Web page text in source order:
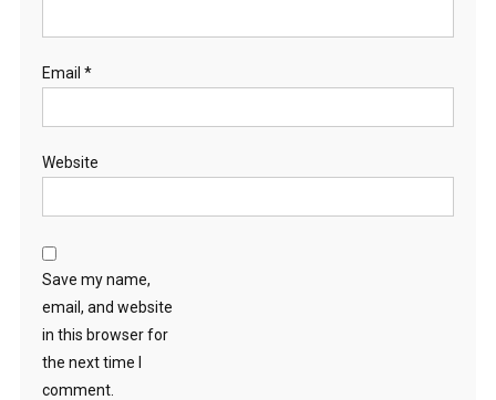
Email *
Website
Save my name,
email, and website
in this browser for
the next time I
comment.